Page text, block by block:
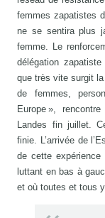
femmes zapatistes
ne se sentira plus
femme. Le
délégation
que très vite surgit la
de femmes,
Europe »,
Landes fin juillet.
finie. L’arrivée de
de cette expérience
luttant en bas à
et où toutes et tous